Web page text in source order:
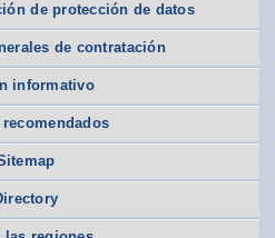
de protección de datos
de contratación
informativo
recomendados